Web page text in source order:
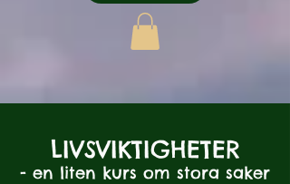
LIVSVIKTIGHETER
- en liten kurs om stora saker